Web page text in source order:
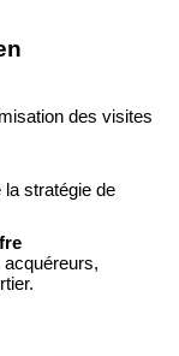
des visites
stratégie de